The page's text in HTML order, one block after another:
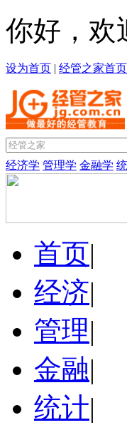
你好，欢
设为首页 | 经管之家首页
经济学 管理学 金融学
首页|
经济|
管理|
金融|
统计|